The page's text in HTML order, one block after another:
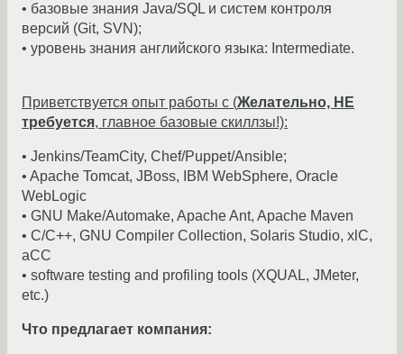
• базовые знания Java/SQL и систем контроля
версий (Git, SVN);
• уровень знания английского языка: Intermediate.
Приветствуется опыт работы с (Желательно, НЕ
требуется, главное базовые скиллзы!):
• Jenkins/TeamCity, Chef/Puppet/Ansible;
• Apache Tomcat, JBoss, IBM WebSphere, Oracle
WebLogic
• GNU Make/Automake, Apache Ant, Apache Maven
• C/C++, GNU Compiler Collection, Solaris Studio, xlC,
aCC
• software testing and profiling tools (XQUAL, JMeter,
etc.)
Что предлагает компания: